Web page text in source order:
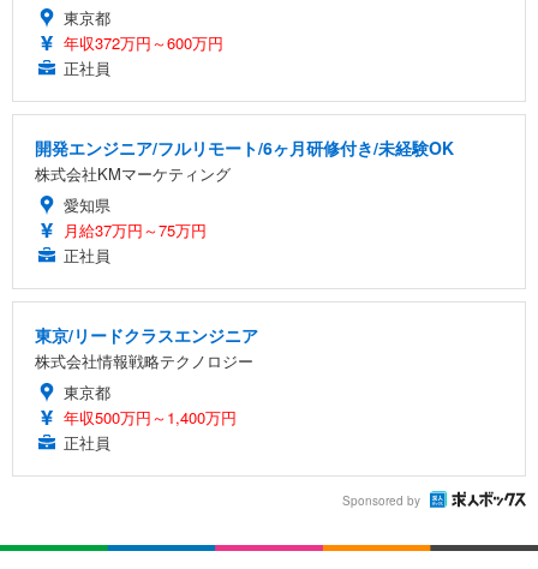
東京都
年収372万円～600万円
正社員
開発エンジニア/フルリモート/6ヶ月研修付き/未経験OK
株式会社KMマーケティング
愛知県
月給37万円～75万円
正社員
東京/リードクラスエンジニア
株式会社情報戦略テクノロジー
東京都
年収500万円～1,400万円
正社員
Sponsored by